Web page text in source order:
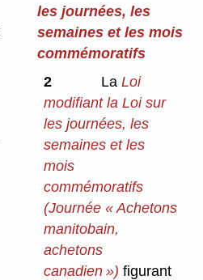
les journées, les
semaines et les mois
commémoratifs
2
La Loi
modifiant la Loi sur
les journées, les
semaines et les
mois
commémoratifs
(Journée « Achetons
manitobain,
achetons
canadien ») figurant